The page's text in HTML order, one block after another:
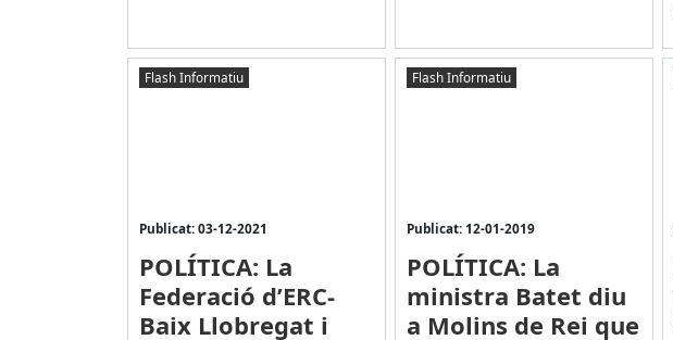
Flash Informatiu
Publicat: 03-12-2021
POLÍTICA: La
Federació d’ERC-
Baix Llobregat i
Flash Informatiu
Publicat: 12-01-2019
POLÍTICA: La
ministra Batet diu
a Molins de Rei que